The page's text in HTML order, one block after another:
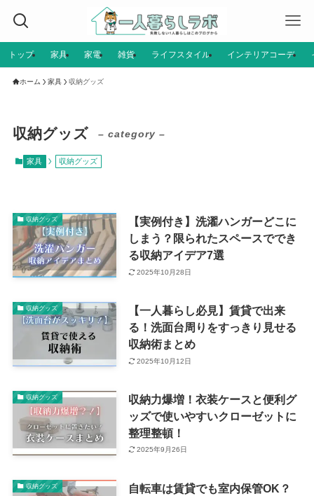
トップ 家具 家電 雑貨 ライフスタイル インテリアコーデ
ホーム 家具 収納グッズ
収納グッズ – category –
家具 収納グッズ
収納グッズ
【実例付き】洗濯ハンガーどこに
しまう？限られたスペースででき
る収納アイデア7選
2025年10月28日
収納グッズ
【一人暮らし必見】賃貸で出来
る！洗面台周りをすっきり見せる
収納術まとめ
2025年10月12日
収納グッズ
収納力爆増！衣装ケースと便利グ
ッズで使いやすいクローゼットに
整理整頓！
2025年9月26日
収納グッズ
自転車は賃貸でも室内保管OK？